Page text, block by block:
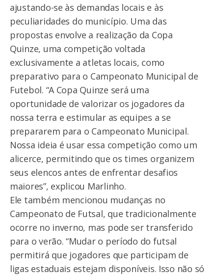
ajustando-se às demandas locais e às
peculiaridades do município. Uma das
propostas envolve a realização da Copa
Quinze, uma competição voltada
exclusivamente a atletas locais, como
preparativo para o Campeonato Municipal de
Futebol. “A Copa Quinze será uma
oportunidade de valorizar os jogadores da
nossa terra e estimular as equipes a se
prepararem para o Campeonato Municipal.
Nossa ideia é usar essa competição como um
alicerce, permitindo que os times organizem
seus elencos antes de enfrentar desafios
maiores”, explicou Marlinho.
Ele também mencionou mudanças no
Campeonato de Futsal, que tradicionalmente
ocorre no inverno, mas pode ser transferido
para o verão. “Mudar o período do futsal
permitirá que jogadores que participam de
ligas estaduais estejam disponíveis. Isso não só